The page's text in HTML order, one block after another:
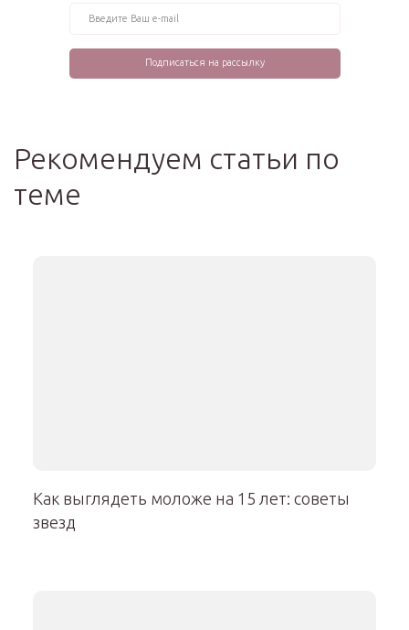
Рекомендуем статьи по
теме
Как выглядеть моложе на 15 лет: советы
звезд